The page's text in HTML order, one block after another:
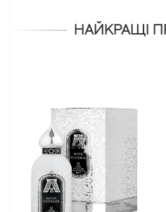
НАЙКРАЩІ